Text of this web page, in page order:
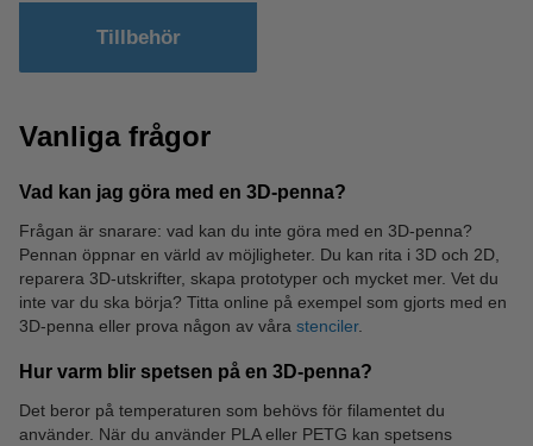
Tillbehör
Vanliga frågor
Vad kan jag göra med en 3D-penna?
Frågan är snarare: vad kan du inte göra med en 3D-penna?
Pennan öppnar en värld av möjligheter. Du kan rita i 3D och 2D,
reparera 3D-utskrifter, skapa prototyper och mycket mer. Vet du
inte var du ska börja? Titta online på exempel som gjorts med en
3D-penna eller prova någon av våra stenciler.
Hur varm blir spetsen på en 3D-penna?
Det beror på temperaturen som behövs för filamentet du
använder. När du använder PLA eller PETG kan spetsens